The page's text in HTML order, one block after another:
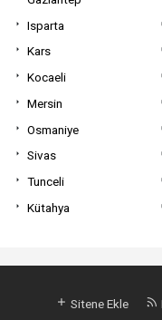
Isparta
Kars
Kocaeli
Mersin
Osmaniye
Sivas
Tunceli
Kütahya
Sitene Ekle